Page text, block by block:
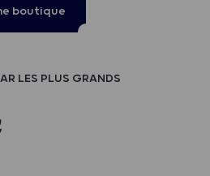
boutique
LES PLUS GRANDS